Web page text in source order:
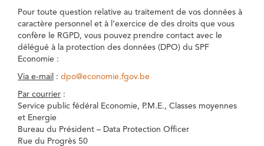
Pour toute question relative au traitement de vos données à
caractère personnel et à l’exercice de des droits que vous
confère le RGPD, vous pouvez prendre contact avec le
délégué à la protection des données (DPO) du SPF
Economie :
Via e-mail : dpo@economie.fgov.be
Par courrier :
Service public fédéral Economie, P.M.E., Classes moyennes
et Energie
Bureau du Président – Data Protection Officer
Rue du Progrès 50